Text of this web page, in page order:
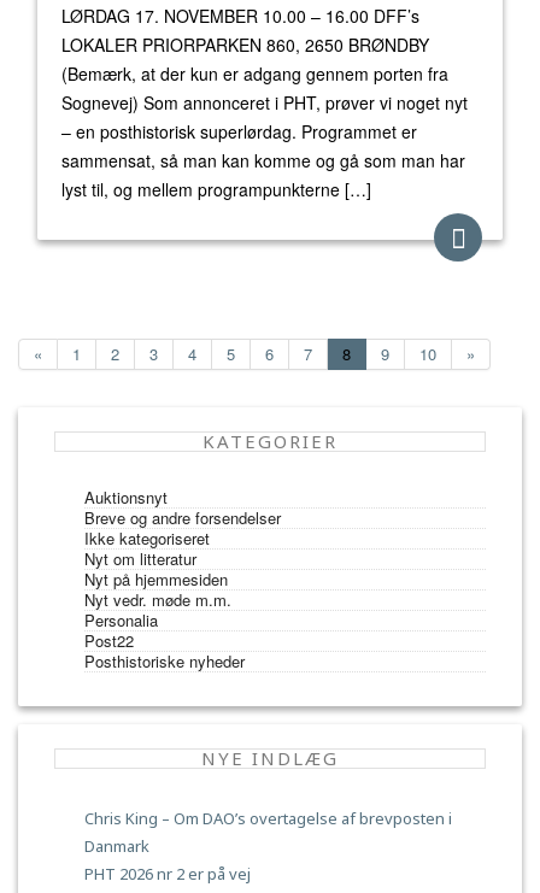
LØRDAG 17. NOVEMBER 10.00 – 16.00 DFF’s
LOKALER PRIORPARKEN 860, 2650 BRØNDBY
(Bemærk, at der kun er adgang gennem porten fra
Sognevej) Som annonceret i PHT, prøver vi noget nyt
– en posthistorisk superlørdag. Programmet er
sammensat, så man kan komme og gå som man har
lyst til, og mellem programpunkterne […]
« 1 2 3 4 5 6 7 8 9 10 »
KATEGORIER
Auktionsnyt
Breve og andre forsendelser
Ikke kategoriseret
Nyt om litteratur
Nyt på hjemmesiden
Nyt vedr. møde m.m.
Personalia
Post22
Posthistoriske nyheder
NYE INDLÆG
Chris King – Om DAO’s overtagelse af brevposten i
Danmark
PHT 2026 nr 2 er på vej